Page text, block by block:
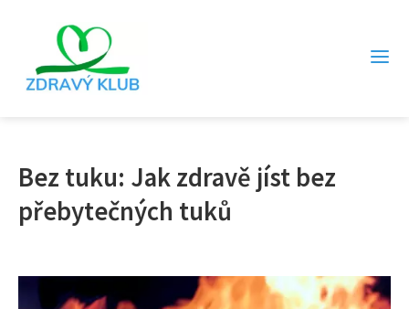
Bez tuku: Jak zdravě jíst bez
přebytečných tuků